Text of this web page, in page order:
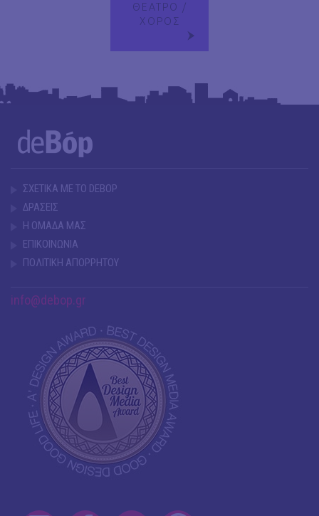
ΘΕΑΤΡΟ /
ΧΟΡΟΣ
ΣΧΕΤΙΚΑ ΜΕ ΤΟ DEBOP
ΔΡΑΣΕΙΣ
Η ΟΜΑΔΑ ΜΑΣ
ΕΠΙΚΟΙΝΩΝΙΑ
ΠΟΛΙΤΙΚΗ ΑΠΟΡΡΗΤΟΥ
info@debop.gr